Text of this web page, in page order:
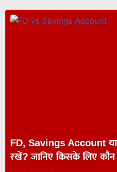
FD, Savings Account
रखें? जानिए किसके लिए कौन